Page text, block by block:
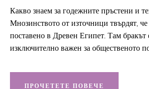
Какво знаем за годежните пръстени и
Мнозинството от източници твърдят,
поставено в Древен Египет. Там бракът
изключително важен за общественото
ПРОЧЕТЕТЕ ПОВЕЧЕ